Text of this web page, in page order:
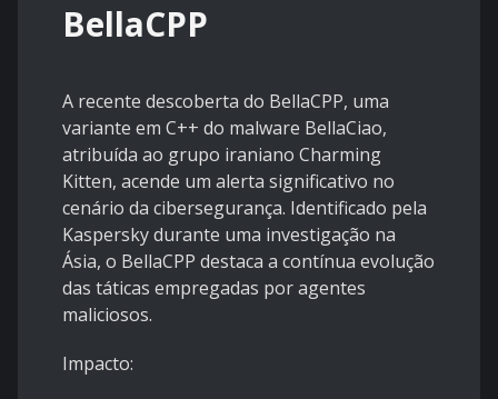
BellaCPP
A recente descoberta do BellaCPP, uma
variante em C++ do malware BellaCiao,
atribuída ao grupo iraniano Charming
Kitten, acende um alerta significativo no
cenário da cibersegurança. Identificado pela
Kaspersky durante uma investigação na
Ásia, o BellaCPP destaca a contínua evolução
das táticas empregadas por agentes
maliciosos.
Impacto: